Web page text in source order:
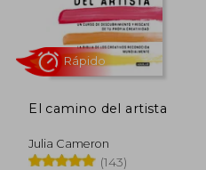
El camino del artista
Julia Cameron
(143)
Rápido